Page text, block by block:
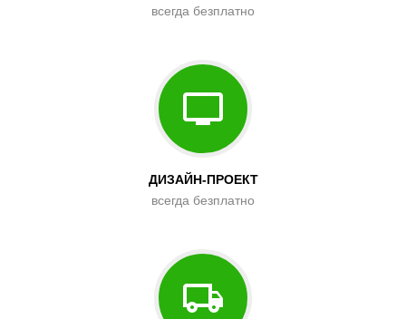
всегда безплатно
ДИЗАЙН-ПРОЕКТ
всегда безплатно